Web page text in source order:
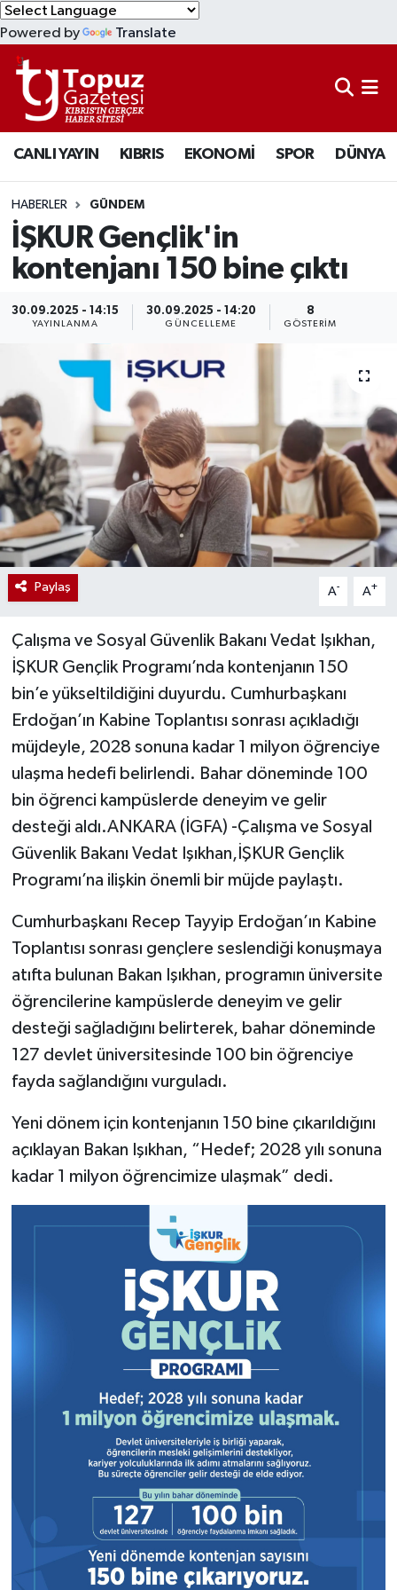
Powered by Translate
CANLI YAYIN KIBRIS EKONOMİ SPOR DÜNYA
HABERLER GÜNDEM
İŞKUR Gençlik'in
kontenjanı 150 bine çıktı
30.09.2025 - 14:15
YAYINLANMA
30.09.2025 - 14:20
GÜNCELLEME
8
GÖSTERIM
Paylaş A- A+
Çalışma ve Sosyal Güvenlik Bakanı Vedat Işıkhan,
İŞKUR Gençlik Programı’nda kontenjanın 150
bin’e yükseltildiğini duyurdu. Cumhurbaşkanı
Erdoğan’ın Kabine Toplantısı sonrası açıkladığı
müjdeyle, 2028 sonuna kadar 1 milyon öğrenciye
ulaşma hedefi belirlendi. Bahar döneminde 100
bin öğrenci kampüslerde deneyim ve gelir
desteği aldı.ANKARA (İGFA) -Çalışma ve Sosyal
Güvenlik Bakanı Vedat Işıkhan,İŞKUR Gençlik
Programı’na ilişkin önemli bir müjde paylaştı.
Cumhurbaşkanı Recep Tayyip Erdoğan’ın Kabine
Toplantısı sonrası gençlere seslendiği konuşmaya
atıfta bulunan Bakan Işıkhan, programın üniversite
öğrencilerine kampüslerde deneyim ve gelir
desteği sağladığını belirterek, bahar döneminde
127 devlet üniversitesinde 100 bin öğrenciye
fayda sağlandığını vurguladı.
Yeni dönem için kontenjanın 150 bine çıkarıldığını
açıklayan Bakan Işıkhan, “Hedef; 2028 yılı sonuna
kadar 1 milyon öğrencimize ulaşmak” dedi.
KIBRIS
DÜNYA
EKONOMİ
MAGAZİN
SAĞLIK
Lefkoşa Nöbetçi Eczaneler
Lefkoşa Hava Durumu
Lefkoşa Trafik Yoğunluk Haritası
Süper Lig Puan Durumu ve Fikstür
Tüm Manşetler